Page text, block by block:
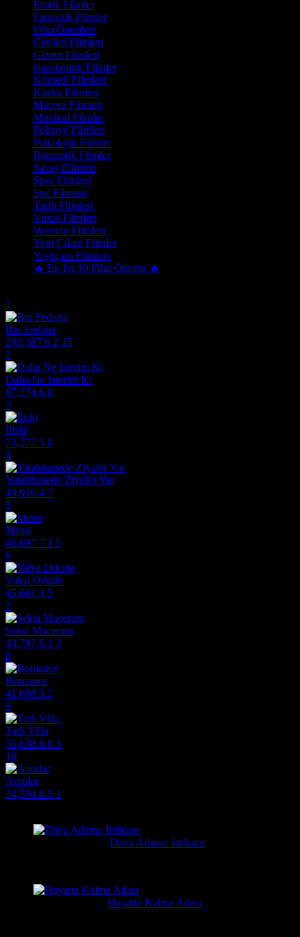
Erotik Filmler
Fantastik Filmler
Film Önerileri
Gerilim Filmleri
Gizem Filmleri
Karakomik Filmler
Komedi Filmleri
Korku Filmleri
Macera Filmleri
Müzikal Filmler
Polisiye Filmleri
Psikolojik Filmler
Romantik Filmler
Savaş Filmleri
Spor Filmleri
Suç Filmleri
Tarih Filmleri
Vuxia Filmleri
Western Filmleri
Yeni Çıkan Filmler
Yeşilçam Filmleri
🔥 En İyi 10 Film Önerisi 🔥
1
Bar Fedaisi
202,387 6.2 15
2
Daha Ne İsterim Ki
87,274 6.0
3
İlişki
73,277 5.0
4
Yatakhanede Ziyafet Var
49,916 4.7
5
Messi
46,097 7.1 5
6
Vahşi Orkide
45,661 4.5
7
Seksi Maceram
43,797 6.1 3
8
Romance
41,608 5.2
9
Tatlı Villa
35,638 6.0 3
10
Arzular
34,534 6.5 1
Dava Adamı: İntikam
Hayatta Kalma Adası